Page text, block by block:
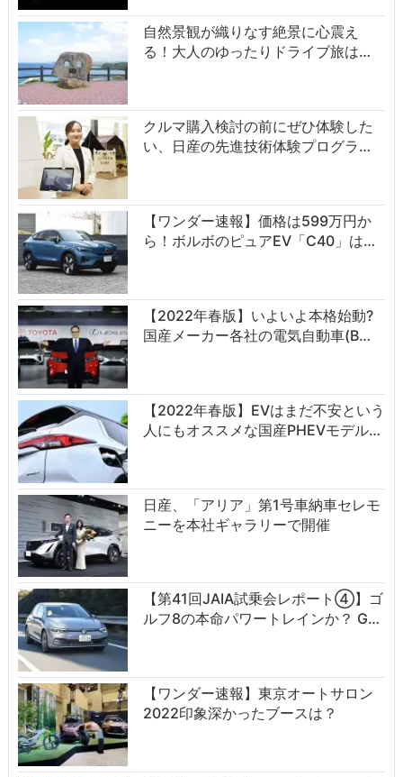
自然景観が織りなす絶景に心震え
る！大人のゆったりドライブ旅は…
クルマ購入検討の前にぜひ体験した
い、日産の先進技術体験プログラ…
【ワンダー速報】価格は599万円か
ら！ボルボのピュアEV「C40」は…
【2022年春版】いよいよ本格始動?
国産メーカー各社の電気自動車(B…
【2022年春版】EVはまだ不安という
人にもオススメな国産PHEVモデル…
日産、「アリア」第1号車納車セレモ
ニーを本社ギャラリーで開催
【第41回JAIA試乗会レポート④】ゴ
ルフ8の本命パワートレインか？ G…
【ワンダー速報】東京オートサロン
2022印象深かったブースは？